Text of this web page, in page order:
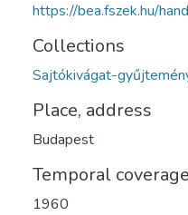
https://bea.fszek.hu/
Collections
Sajtókivágat-
Place, address
Budapest
Temporal coverage
1960